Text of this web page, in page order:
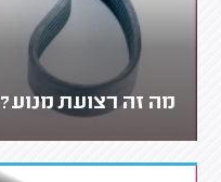
מה זה רצועת מנוע?